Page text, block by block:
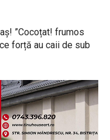
”Cocoțat! frumos
forță au caii de sub